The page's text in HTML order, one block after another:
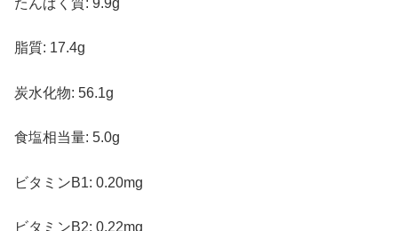
たんぱく質: 9.9g
脂質: 17.4g
炭水化物: 56.1g
食塩相当量: 5.0g
ビタミンB1: 0.20mg
ビタミンB2: 0.22mg